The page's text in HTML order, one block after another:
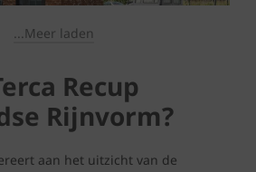
...Meer laden
Recup
Rijnvorm?
aan het uitzicht van de